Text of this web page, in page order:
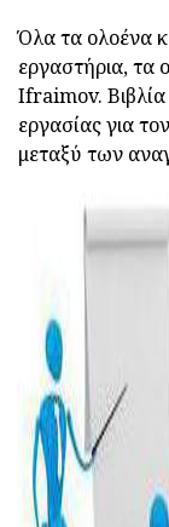
Όλα τα ολοένα
εργαστήρια, τα
Ifraimov.
εργασίας για
μεταξύ των